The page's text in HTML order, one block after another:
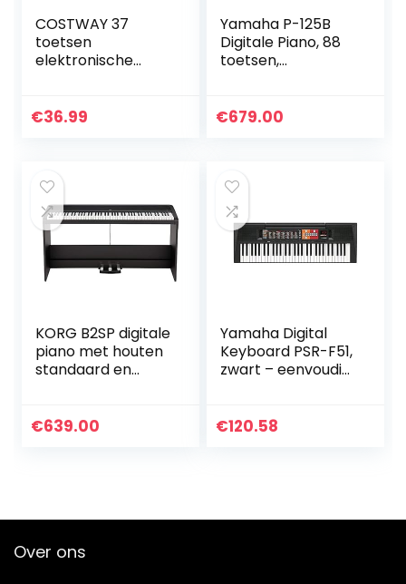
COSTWAY 37
toetsen
elektronische
draagbare
afneembare
benen, opnemen
& afspelen voor
verjaardagscadea
u, educatief
muzikaal
peuter (Blauw)
€36.99
Yamaha P-125B
Digitale Piano, 88
toetsen,
Pianist, Wit
€679.00
KORG B2SP digitale
piano met houten
standaard en
€639.00
Yamaha Digital
Keyboard PSR-F51,
zwart – eenvoudig
instrument voor
begeleidingsstijlen
€120.58
Over ons